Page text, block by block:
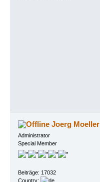
Joerg Moeller
Administrator
Special Member
Beiträge: 17032
Country: